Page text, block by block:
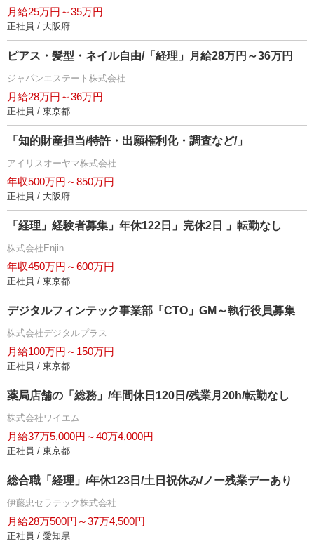
月給25万円～35万円
正社員 / 大阪府
ピアス・髪型・ネイル自由/「経理」月給28万円～36万円
ジャパンエステート株式会社
月給28万円～36万円
正社員 / 東京都
「知的財産担当/特許・出願権利化・調査など/」
アイリスオーヤマ株式会社
年収500万円～850万円
正社員 / 大阪府
「経理」経験者募集」年休122日」完休2日 」転勤なし
株式会社Enjin
年収450万円～600万円
正社員 / 東京都
デジタルフィンテック事業部「CTO」GM～執行役員募集
株式会社デジタルプラス
月給100万円～150万円
正社員 / 東京都
薬局店舗の「総務」/年間休日120日/残業月20h/転勤なし
株式会社ワイエム
月給37万5,000円～40万4,000円
正社員 / 東京都
総合職「経理」/年休123日/土日祝休み/ノー残業デーあり
伊藤忠セラテック株式会社
月給28万500円～37万4,500円
正社員 / 愛知県